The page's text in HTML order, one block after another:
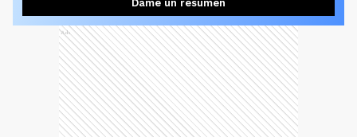
En el estadio Presidente Perón de Avellaneda a
puertas cerradas, el delantero colombiano
Duvan Vergara abrió el marcador para “La